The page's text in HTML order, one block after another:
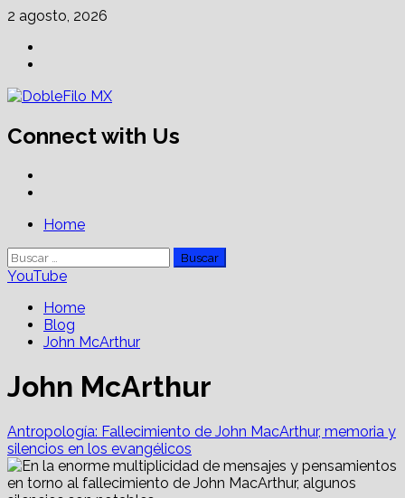
Skip
content
2 agosto, 2026
Connect with Us
PrimaryHome
Buscar:
YouTube
Home
Blog
John McArthur
John McArthur
Antropología: Fallecimiento de John MacArthur, memoria y
silencios en los evangélicos